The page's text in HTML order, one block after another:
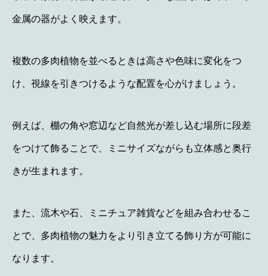
金属の器がよく映えます。
複数の多肉植物を並べるときは高さや色味に変化をつ
け、視線を引きつけるような配置を心がけましょう。
例えば、棚の角や窓辺など自然光が差し込む場所に段差
をつけて飾ることで、ミニサイズながらも立体感と奥行
きが生まれます。
また、流木や石、ミニチュア雑貨などを組み合わせるこ
とで、多肉植物の魅力をより引き立てる飾り方が可能に
なります。